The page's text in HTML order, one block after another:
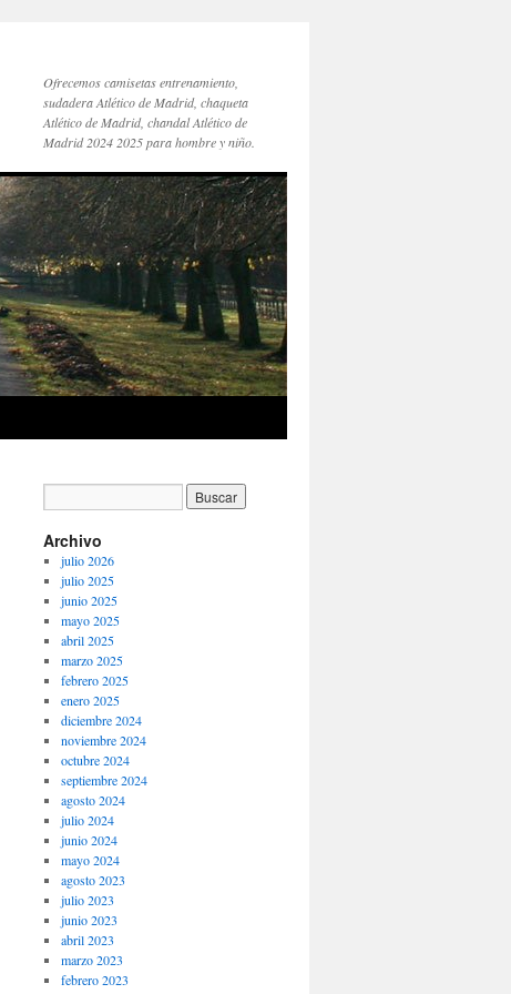
Ofrecemos camisetas entrenamiento,
sudadera Atlético de Madrid, chaqueta
Atlético de Madrid, chandal Atlético de
Madrid 2024 2025 para hombre y niño.
Archivo
julio 2026
julio 2025
junio 2025
mayo 2025
abril 2025
marzo 2025
febrero 2025
enero 2025
diciembre 2024
noviembre 2024
octubre 2024
septiembre 2024
agosto 2024
julio 2024
junio 2024
mayo 2024
agosto 2023
julio 2023
junio 2023
abril 2023
marzo 2023
febrero 2023